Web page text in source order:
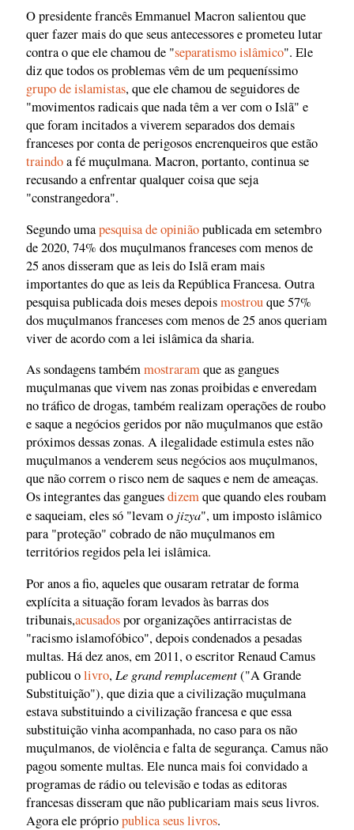
O presidente francês Emmanuel Macron salientou que
quer fazer mais do que seus antecessores e prometeu lutar
contra o que ele chamou de "separatismo islâmico". Ele
diz que todos os problemas vêm de um pequeníssimo
grupo de islamistas, que ele chamou de seguidores de
"movimentos radicais que nada têm a ver com o Islã" e
que foram incitados a viverem separados dos demais
franceses por conta de perigosos encrenqueiros que estão
traindoa fé muçulmana. Macron, portanto, continua se
recusando a enfrentar qualquer coisa que seja
"constrangedora".
Segundo umapesquisa de opiniãopublicada em setembro
de 2020, 74% dos muçulmanos franceses com menos de
25 anos disseram que as leis do Islã eram mais
importantes do que as leis da República Francesa. Outra
pesquisa publicada dois meses depoismostrouque 57%
dos muçulmanos franceses com menos de 25 anos queriam
viver de acordo com a lei islâmica da sharia.
As sondagens tambémmostraramque as gangues
muçulmanas que vivem nas zonas proibidas e enveredam
no tráfico de drogas, também realizam operações de roubo
e saque a negócios geridos por não muçulmanos que estão
próximos dessas zonas. A ilegalidade estimula estes não
muçulmanos a venderem seus negócios aos muçulmanos,
que não correm o risco nem de saques e nem de ameaças.
Os integrantes das ganguesdizemque quando eles roubam
e saqueiam, eles só "levam o jizya", um imposto islâmico
para "proteção" cobrado de não muçulmanos em
territórios regidos pela lei islâmica.
Por anos a fio, aqueles que ousaram retratar de forma
explícita a situação foram levados às barras dos
tribunais,acusadospor organizações antirracistas de
"racismo islamofóbico", depois condenados a pesadas
multas. Há dez anos, em 2011, o escritor Renaud Camus
publicou olivro, Le grand remplacement("A Grande
Substituição"), que dizia que a civilização muçulmana
estava substituindo a civilização francesa e que essa
substituição vinha acompanhada, no caso para os não
muçulmanos, de violência e falta de segurança. Camus não
pagou somente multas. Ele nunca mais foi convidado a
programas de rádio ou televisão e todas as editoras
francesas disseram que não publicariam mais seus livros.
Agora ele própriopublica seus livros.